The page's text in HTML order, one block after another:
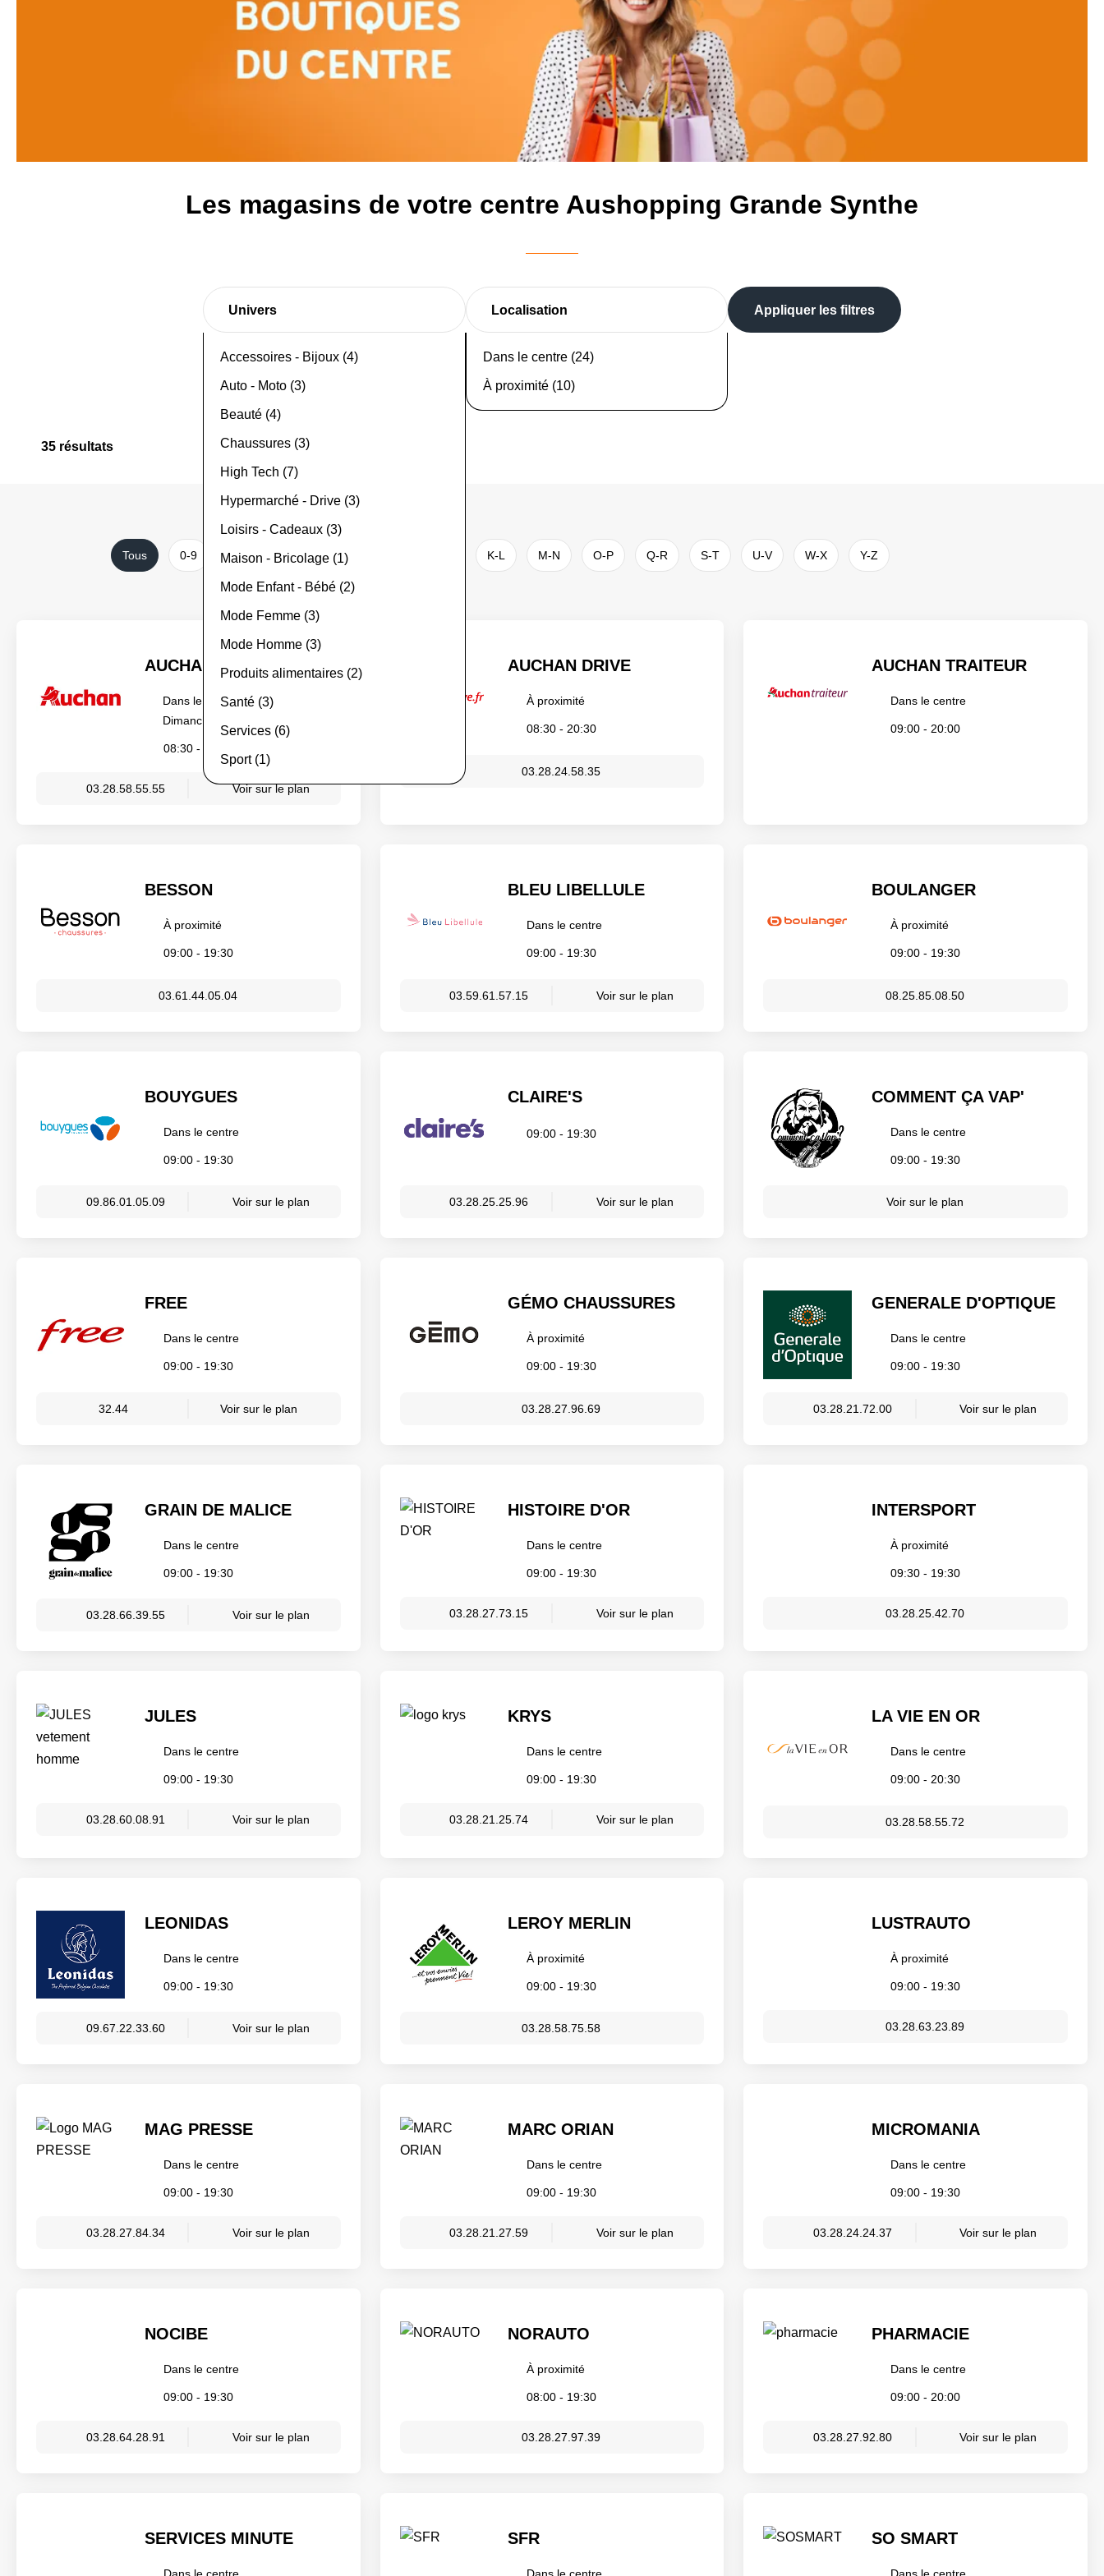
Les magasins de votre centre Aushopping Grande Synthe
Univers
Accessoires - Bijoux (4)
Auto - Moto (3)
Beauté (4)
Chaussures (3)
High Tech (7)
Hypermarché - Drive (3)
Loisirs - Cadeaux (3)
Maison - Bricolage (1)
Mode Enfant - Bébé (2)
Mode Femme (3)
Mode Homme (3)
Produits alimentaires (2)
Santé (3)
Services (6)
Sport (1)
Localisation
Dans le centre (24)
À proximité (10)
Ouvert Le Dimanche (1)
Appliquer les filtres
35 résultats
Tous 0-9 A-B C-D E-F K-L M-N O-P Q-R S-T U-V W-X Y-Z
AUCHAN
Dans le centre, Ouvert le
Dimanche
08:30 - 21:00
03.28.58.55.55 Voir sur le plan
AUCHAN DRIVE
À proximité
08:30 - 20:30
03.28.24.58.35
AUCHAN TRAITEUR
Dans le centre
09:00 - 20:00
BESSON
À proximité
09:00 - 19:30
03.61.44.05.04
BLEU LIBELLULE
Dans le centre
09:00 - 19:30
03.59.61.57.15 Voir sur le plan
BOULANGER
À proximité
09:00 - 19:30
08.25.85.08.50
BOUYGUES
Dans le centre
09:00 - 19:30
09.86.01.05.09 Voir sur le plan
CLAIRE'S
09:00 - 19:30
03.28.25.25.96 Voir sur le plan
COMMENT ÇA VAP'
Dans le centre
09:00 - 19:30
Voir sur le plan
FREE
Dans le centre
09:00 - 19:30
32.44 Voir sur le plan
GÉMO CHAUSSURES
À proximité
09:00 - 19:30
03.28.27.96.69
GENERALE D'OPTIQUE
Dans le centre
09:00 - 19:30
03.28.21.72.00 Voir sur le plan
GRAIN DE MALICE
Dans le centre
09:00 - 19:30
03.28.66.39.55 Voir sur le plan
HISTOIRE D'OR
Dans le centre
09:00 - 19:30
03.28.27.73.15 Voir sur le plan
INTERSPORT
À proximité
09:30 - 19:30
03.28.25.42.70
JULES
Dans le centre
09:00 - 19:30
03.28.60.08.91 Voir sur le plan
KRYS
Dans le centre
09:00 - 19:30
03.28.21.25.74 Voir sur le plan
LA VIE EN OR
Dans le centre
09:00 - 20:30
03.28.58.55.72
LEONIDAS
Dans le centre
09:00 - 19:30
09.67.22.33.60 Voir sur le plan
LEROY MERLIN
À proximité
09:00 - 19:30
03.28.58.75.58
LUSTRAUTO
À proximité
09:00 - 19:30
03.28.63.23.89
MAG PRESSE
Dans le centre
09:00 - 19:30
03.28.27.84.34 Voir sur le plan
MARC ORIAN
Dans le centre
09:00 - 19:30
03.28.21.27.59 Voir sur le plan
MICROMANIA
Dans le centre
09:00 - 19:30
03.28.24.24.37 Voir sur le plan
NOCIBE
Dans le centre
09:00 - 19:30
03.28.64.28.91 Voir sur le plan
NORAUTO
À proximité
08:00 - 19:30
03.28.27.97.39
PHARMACIE
Dans le centre
09:00 - 20:00
03.28.27.92.80 Voir sur le plan
SERVICES MINUTE SFR SO SMART